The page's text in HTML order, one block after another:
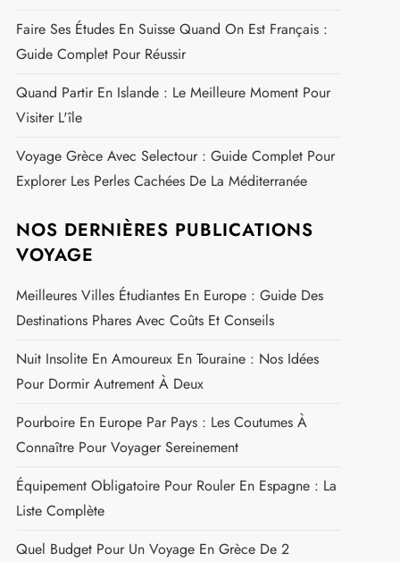
Prix Cigarette Bulgarie 2026 : Tarifs Actualisés Et
Marques Populaires
Prix Cigarette Belgique : Tarifs 2026 Et Conseils Pour
Zone Fumeur À L'aéroport CDG : Votre Guide Pour
Un Espace Agréable Et Sécurisé
Prix Des Cigarettes En Grèce En 2026 : Tout Savoir
Sur Les Tarifs Et Réglementations
Faire Ses Études En Suisse Quand On Est Français :
Guide Complet Pour Réussir
Quand Partir En Islande : Le Meilleure Moment Pour
Visiter L'île
Voyage Grèce Avec Selectour : Guide Complet Pour
Explorer Les Perles Cachées De La Méditerranée
NOS DERNIÈRES PUBLICATIONS
VOYAGE